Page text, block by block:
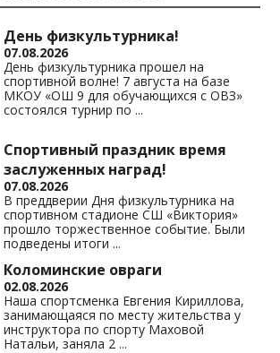
m p
p
n
k
День физкультурника!
07.08.2026
День физкультурника прошел на
спортивной волне! 7 августа на базе
МКОУ «ОШ 9 для обучающихся с ОВЗ»
состоялся турнир по ...
Спортивный праздник время
заслуженных наград!
07.08.2026
В преддверии Дня физкультурника на
спортивном стадионе СШ «Виктория»
прошло торжественное событие. Были
подведены итоги ...
Коломинские овраги
02.08.2026
Наша спортсменка Евгения Кириллова,
занимающаяся по месту жительства у
инструктора по спорту Маховой
Натальи, заняла 2 ...